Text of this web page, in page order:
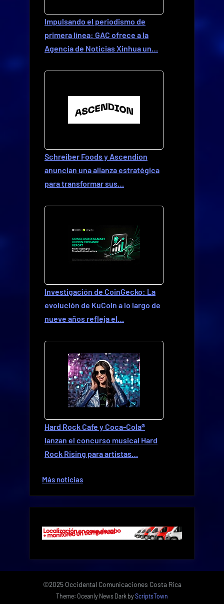
Impulsando el periodismo de
primera línea: GAC ofrece a la
Agencia de Noticias Xinhua un…
Schreiber Foods y Ascendion
anuncian una alianza estratégica
para transformar sus…
Investigación de CoinGecko: La
evolución de KuCoin a lo largo de
nueve años refleja el…
Hard Rock Cafe y Coca-Cola®
lanzan el concurso musical Hard
Rock Rising para artistas…
Más noticias
©2025 Occidental Comunicaciones Costa Rica
Theme: Oceanly News Dark byScriptsTown